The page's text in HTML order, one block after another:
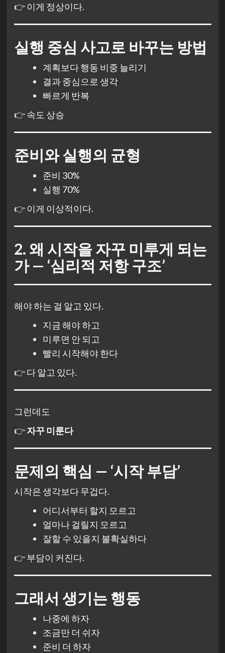
👉 이게 정상이다.
실행 중심 사고로 바꾸는 방법
계획보다 행동 비중 늘리기
결과 중심으로 생각
빠르게 반복
👉 속도 상승
준비와 실행의 균형
준비 30%
실행 70%
👉 이게 이상적이다.
2. 왜 시작을 자꾸 미루게 되는
가 — ‘심리적 저항 구조’
해야 하는 걸 알고 있다.
지금 해야 하고
미루면 안 되고
빨리 시작해야 한다
👉 다 알고 있다.
그런데도
👉자꾸 미룬다
문제의 핵심 — ‘시작 부담’
시작은 생각보다 무겁다.
어디서부터 할지 모르고
얼마나 걸릴지 모르고
잘할 수 있을지 불확실하다
👉 부담이 커진다.
그래서 생기는 행동
나중에 하자
조금만 더 쉬자
준비 더 하자